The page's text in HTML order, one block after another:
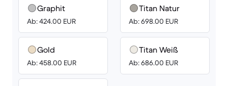
Graphit
Ab: 424.00 EUR
Gold
Ab: 458.00 EUR
Titan Natur
Ab: 698.00 EUR
Titan Weiß
Ab: 686.00 EUR